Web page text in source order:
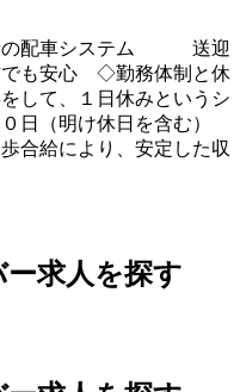
の配車システム 送迎
でも安心 ◇勤務体制と休
て、１日休みというシ
日（明け休日を含む）
合給により、安定した収
求人を探す